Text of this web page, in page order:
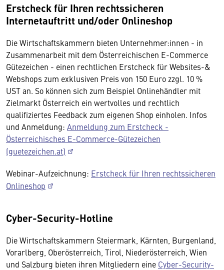
Erstcheck für Ihren rechtssicheren
Internetauftritt und/oder Onlineshop
Die Wirtschaftskammern bieten Unternehmer:innen - in
Zusammenarbeit mit dem Österreichischen E-Commerce
Gütezeichen - einen rechtlichen Erstcheck für Websites-&
Webshops zum exklusiven Preis von 150 Euro zzgl. 10 %
UST an. So können sich zum Beispiel Onlinehändler mit
Zielmarkt Österreich ein wertvolles und rechtlich
qualifiziertes Feedback zum eigenen Shop einholen. Infos
und Anmeldung: Anmeldung zum Erstcheck -
Österreichisches E-Commerce-Gütezeichen
(guetezeichen.at)
Webinar-Aufzeichnung: Erstcheck für Ihren rechtssicheren
Onlineshop
Cyber-Security-Hotline
Die Wirtschaftskammern Steiermark, Kärnten, Burgenland,
Vorarlberg, Oberösterreich, Tirol, Niederösterreich, Wien
und Salzburg bieten ihren Mitgliedern eine Cyber-Security-